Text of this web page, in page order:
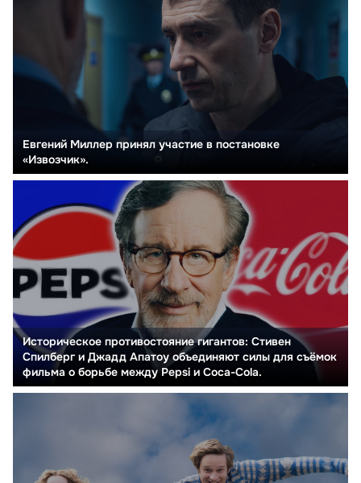
Евгений Миллер принял участие в постановке
«Извозчик».
Историческое противостояние гигантов: Стивен
Спилберг и Джадд Апатоу объединяют силы для съёмок
фильма о борьбе между Pepsi и Coca-Cola.